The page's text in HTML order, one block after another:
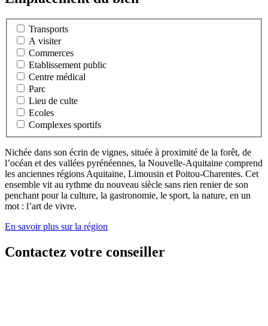
Transports
A visiter
Commerces
Etablissement public
Centre médical
Parc
Lieu de culte
Ecoles
Complexes sportifs
Nichée dans son écrin de vignes, située à proximité de la forêt, de
l’océan et des vallées pyrénéennes, la Nouvelle-Aquitaine comprend
les anciennes régions Aquitaine, Limousin et Poitou-Charentes. Cet
ensemble vit au rythme du nouveau siècle sans rien renier de son
penchant pour la culture, la gastronomie, le sport, la nature, en un
mot : l’art de vivre.
En savoir plus sur la région
Contactez votre conseiller